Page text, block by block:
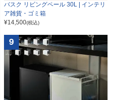
バスク リビングペール 30L | インテリ
ア雑貨・ゴミ箱
¥14,500(税込)
9